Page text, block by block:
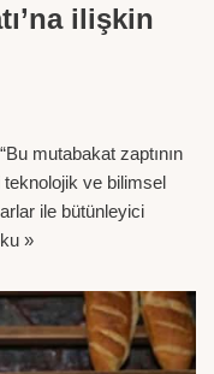
ilişkin
mutabakat zaptının
teknolojik ve bilimsel
ile bütünleyici
»